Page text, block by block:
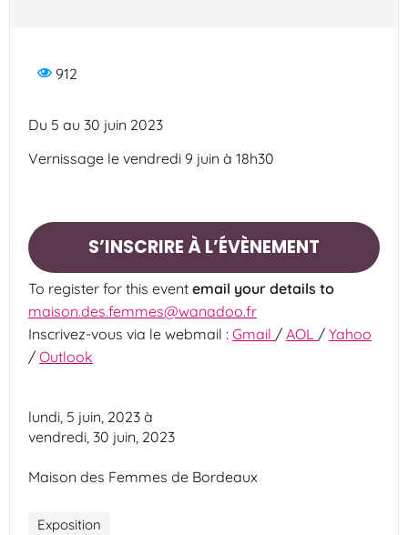
912
Du 5 au 30 juin 2023
Vernissage le vendredi 9 juin à 18h30
S’INSCRIRE À L’ÉVÈNEMENT
To register for this event email your details to
maison.des.femmes@wanadoo.fr
Inscrivez-vous via le webmail : Gmail / AOL / Yahoo
/ Outlook
lundi, 5 juin, 2023 à
vendredi, 30 juin, 2023
Maison des Femmes de Bordeaux
Exposition